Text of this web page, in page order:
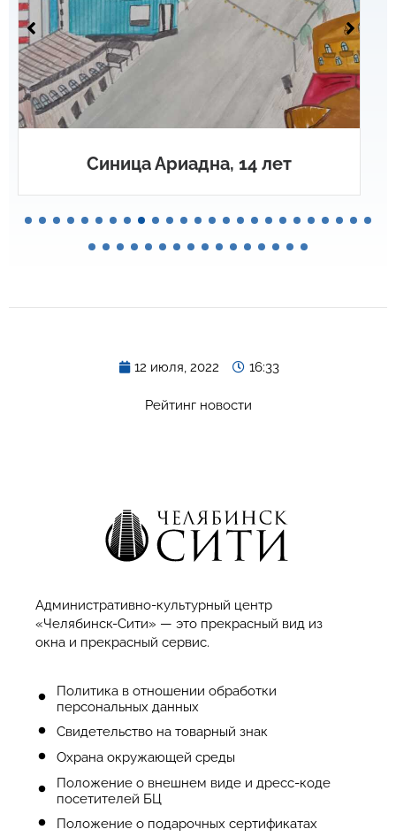
Синица Ариадна, 14 лет
12 июля, 2022 16:33
Рейтинг новости
Административно-культурный центр
«Челябинск-Сити» — это прекрасный вид из
окна и прекрасный сервис.
Политика в отношении обработки
персональных данных
Cвидетельство на товарный знак
Охрана окружающей среды
Положение о внешнем виде и дресс-коде
посетителей БЦ
Положение о подарочных сертификатах